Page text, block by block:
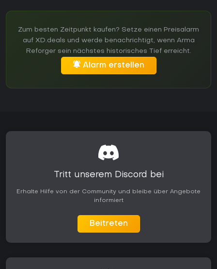
Zum besten Zeitpunkt kaufen? Setze einen Preisalarm
auf XD.deals und werde benachrichtigt, wenn Arma
Reforger sein nächstes historisches Tief erreicht.
Alarm erstellen
Tritt unserem Discord bei
Erhalte Hilfe von der Community und bleibe über Angebote
informiert
Beitreten